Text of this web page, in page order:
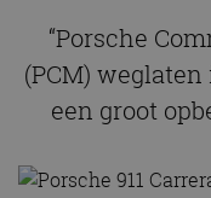
“Porsche
(PCM)
een groot